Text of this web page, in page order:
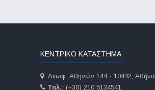
ΚΕΝΤΡΙΚΟ ΚΑΤΑΣΤΗΜΑ
Λεωφ. Αθηνών 144 - 10442, Αθήνα
Τηλ.: (+30) 210 5134541